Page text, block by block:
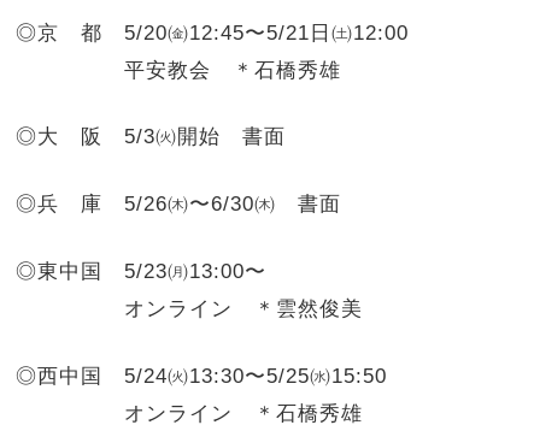
◎京 都 5/20㈮12:45〜5/21日㈯12:00
平安教会 ＊石橋秀雄
◎大 阪 5/3㈫開始 書面
◎兵 庫 5/26㈭〜6/30㈭ 書面
◎東中国
5/23㈪13:00〜
オンライン ＊雲然俊美
◎西中国
5/24㈫13:30〜5/25㈬15:50
オンライン ＊石橋秀雄